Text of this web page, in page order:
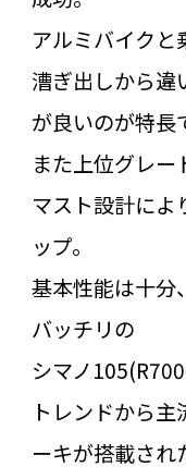
アルミバイクと
漕ぎ出しから違
が良いのが特長
また上位グレー
マスト設計によ
ップ。
基本性能は十分
バッチリの
シマノ
トレンドから
ーキが搭載され